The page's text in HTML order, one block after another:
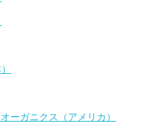
ーガニクス（アメリカ）